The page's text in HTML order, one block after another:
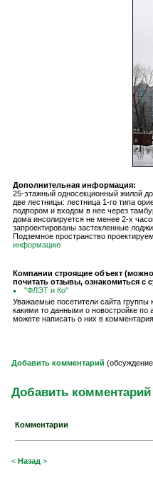
Дополнительная информация:
25-этажный односекционный жилой
две лестницы: лестница 1-го типа
подпором и входом в нее через
дома инсолируется не менее 2-х
запроектированы застекленные
Подземное пространство
информацию
Компании строящие объект
почитать отзывы, ознакомиться
''ФЛЭТ и Ко''
Уважаемые посетители сайта
какими то данными о новостройке по
можете написать о них в
Добавить комментарий
Добавить комментарий
Комментарии
< Назад >